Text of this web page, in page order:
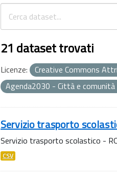
21 dataset trovati
Licenze: Creative Commons
Agenda2030 - Città e comunità
Servizio trasporto
Servizio trasporto scolastico -
CSV